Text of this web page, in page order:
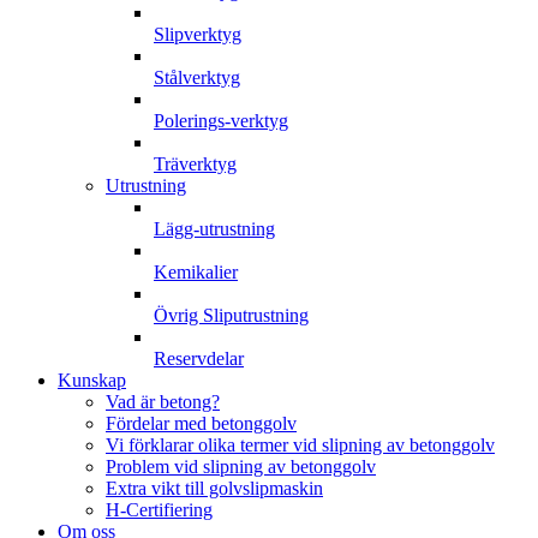
Slipverktyg
Stålverktyg
Polerings-verktyg
Träverktyg
Utrustning
Lägg-utrustning
Kemikalier
Övrig Sliputrustning
Reservdelar
Kunskap
Vad är betong?
Fördelar med betonggolv
Vi förklarar olika termer vid slipning av betonggolv
Problem vid slipning av betonggolv
Extra vikt till golvslipmaskin
H-Certifiering
Om oss